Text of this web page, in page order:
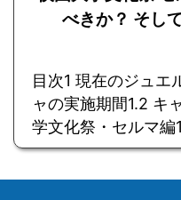
べきか？ そし
目次1 現在のジュエ
ャの実施期間1.2 キ
学文化祭・セルマ編